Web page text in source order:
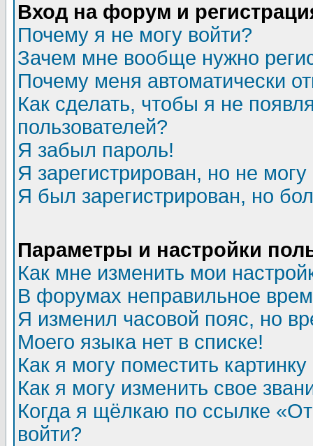
Вход на форум и
Почему я не могу войти?
Зачем мне вообще нужно
Почему меня автоматически
Как сделать, чтобы я не
пользователей?
Я забыл пароль!
Я зарегистрирован, но не могу
Я был зарегистрирован, но
Параметры и настройки
Как мне изменить мои
В форумах неправильное
Я изменил часовой пояс, но
Моего языка нет в списке!
Как я могу поместить
Как я могу изменить свое
Когда я щёлкаю по ссылке
войти?